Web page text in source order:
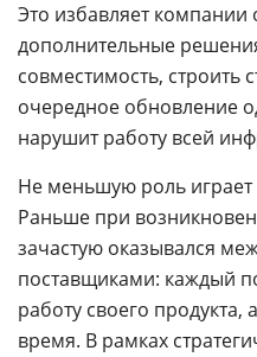
Это избавляет компании
дополнительные
совместимость, строить
очередное обновление
нарушит работу всей
Не меньшую роль
Раньше при
зачастую оказывался
поставщиками: каждый
работу своего
время. В рамках